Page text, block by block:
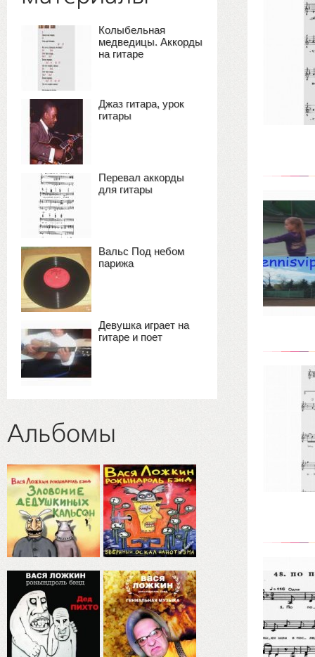
Колыбельная
медведицы. Аккорды
на гитаре
Джаз гитара, урок
гитары
Перевал аккорды
для гитары
Вальс Под небом
парижа
Девушка играет на
гитаре и поет
Альбомы